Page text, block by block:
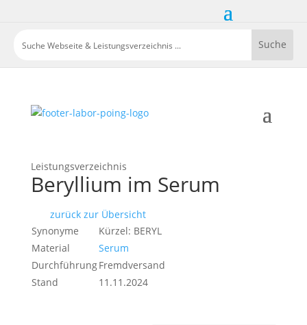
Leistungsverzeichnis
Beryllium im Serum
zurück zur Übersicht
Synonyme
Kürzel: BERYL
Material
Serum
DurchführungFremdversand
Stand
11.11.2024